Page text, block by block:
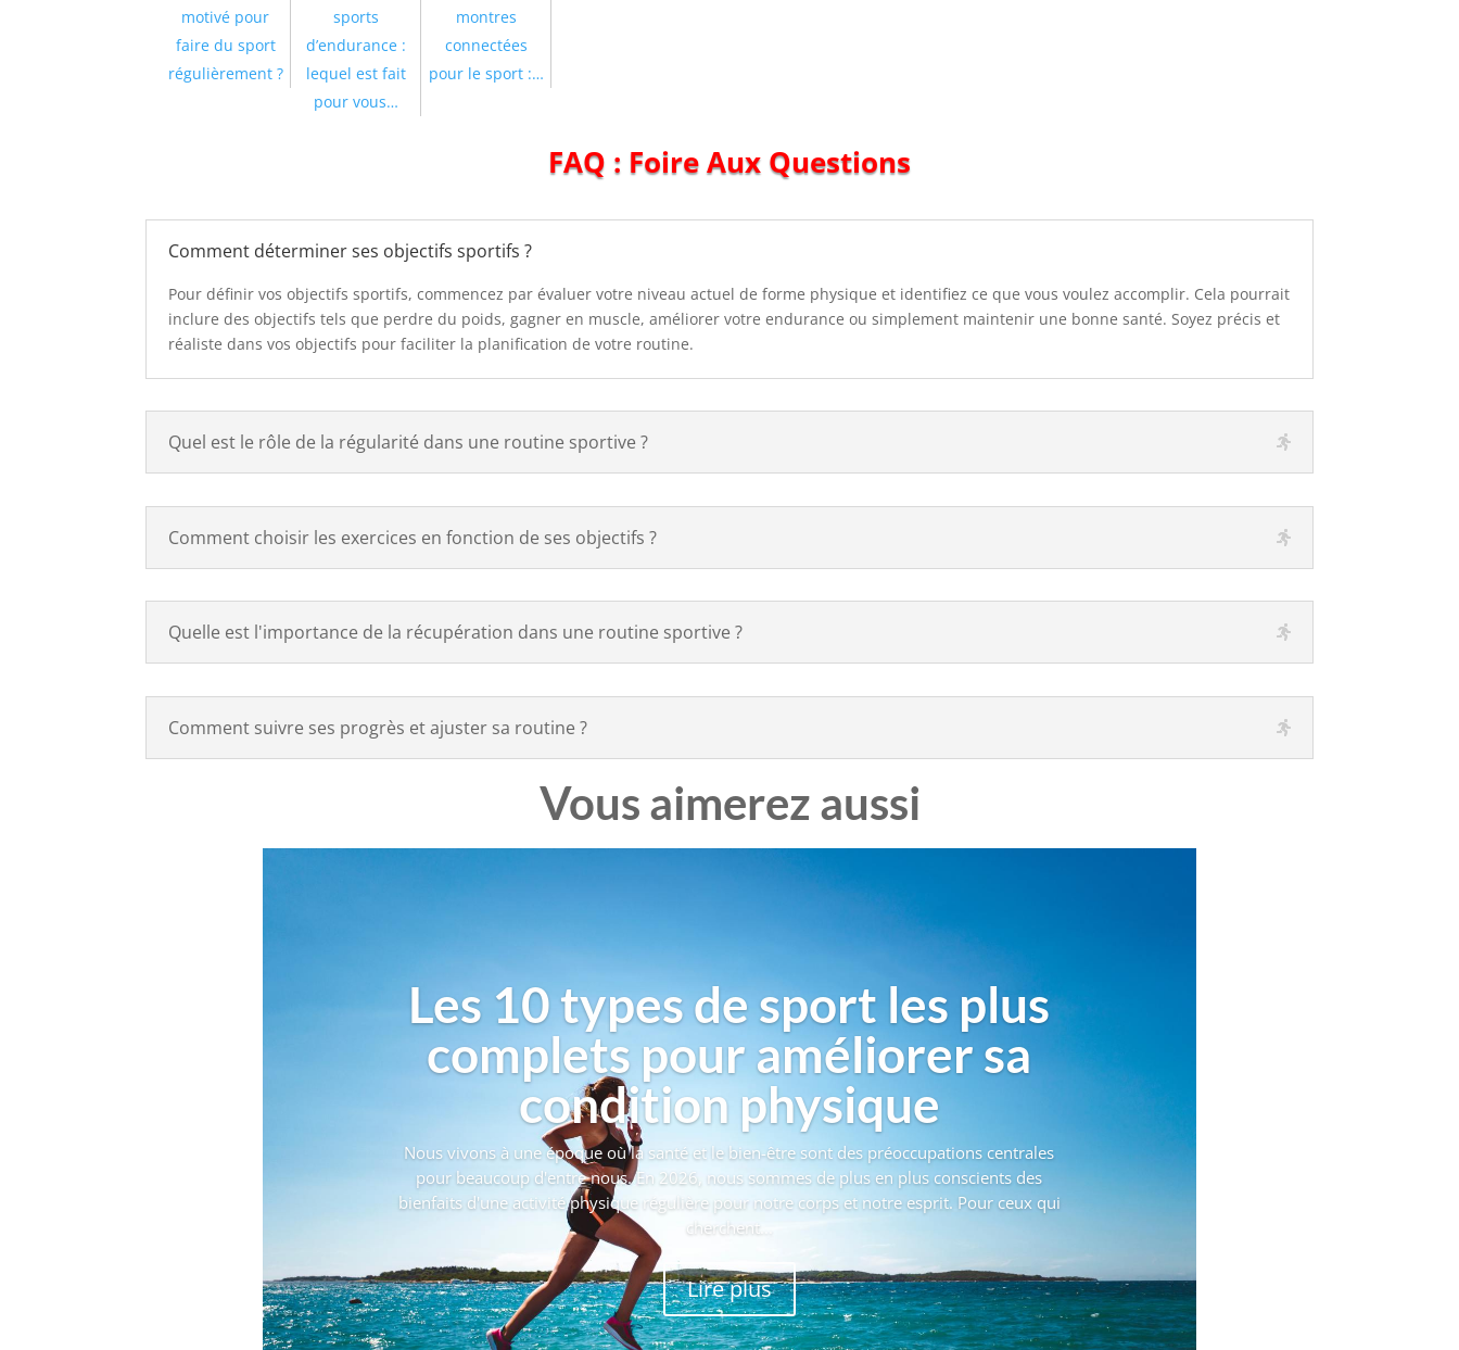
motivé pour
faire du sport
régulièrement ?
sports
d’endurance :
lequel est fait
pour vous…
montres
connectées
pour le sport :…
FAQ : Foire Aux Questions
Comment déterminer ses objectifs sportifs ?
Pour définir vos objectifs sportifs, commencez par évaluer votre niveau actuel de forme physique et identifiez ce que vous voulez accomplir. Cela pourrait
inclure des objectifs tels que perdre du poids, gagner en muscle, améliorer votre endurance ou simplement maintenir une bonne santé. Soyez précis et
réaliste dans vos objectifs pour faciliter la planification de votre routine.
Quel est le rôle de la régularité dans une routine sportive ?
Comment choisir les exercices en fonction de ses objectifs ?
Quelle est l'importance de la récupération dans une routine sportive ?
Comment suivre ses progrès et ajuster sa routine ?
Vous aimerez aussi
Les 10 types de sport les plus
complets pour améliorer sa
condition physique
Nous vivons à une époque où la santé et le bien-être sont des préoccupations centrales
pour beaucoup d'entre nous. En 2026, nous sommes de plus en plus conscients des
bienfaits d'une activité physique régulière pour notre corps et notre esprit. Pour ceux qui
cherchent...
Lire plus